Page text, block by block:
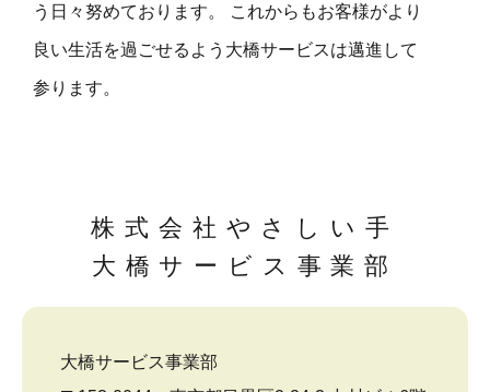
う日々努めております。 これからもお客様がより
良い生活を過ごせるよう大橋サービスは邁進して
参ります。
株式会社やさしい手
大橋サービス事業部
大橋サービス事業部